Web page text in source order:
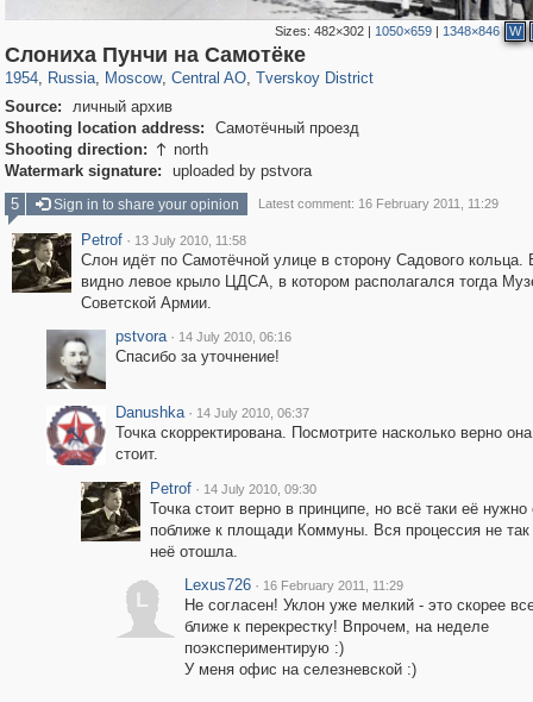
Sizes:482×302 | 1050×659 | 1348×846 W
Слониха Пунчи на Самотёке
1954, Russia
1,406,255 29,243
, Moscow
319,780 8,286
, Central AO
159,978 5,916
, Tverskoy District
53,034 2,283
Source:
личный архив
Shooting location address:
Cамотёчный проезд
Shooting direction:  north
Watermark signature:
uploaded by pstvora
5
Sign in to share your opinion Latest comment: 16 February 2011, 11:29
Petrof · 13 July 2010, 11:58
Слон идёт по Самотёчной улице в сторону Садового кольца.
видно левое крыло ЦДСА, в котором располагался тогда
Советской Армии.
pstvora · 14 July 2010, 06:16
Спасибо за уточнение!
Danushka · 14 July 2010, 06:37
Точка скорректирована. Посмотрите насколько верно
стоит.
Petrof · 14 July 2010, 09:30
Точка стоит верно в принципе, но всё таки её нужно
поближе к площади Коммуны. Вся процессия не так
неё отошла.
L
Lexus726 · 16 February 2011, 11:29
Не согласен! Уклон уже мелкий - это скорее
ближе к перекрестку! Впрочем, на неделе
поэкспериментирую :)
У меня офис на селезневской :)